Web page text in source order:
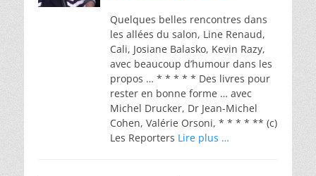
Quelques belles rencontres dans
les allées du salon, Line Renaud,
Cali, Josiane Balasko, Kevin Razy,
avec beaucoup d’humour dans les
propos … * * * * * Des livres pour
rester en bonne forme … avec
Michel Drucker, Dr Jean-Michel
Cohen, Valérie Orsoni, * * * * ** (c)
Les Reporters Lire plus …